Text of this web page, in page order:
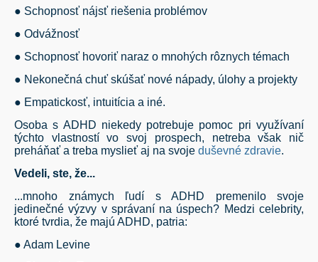
● Schopnosť nájsť riešenia problémov
● Odvážnosť
● Schopnosť hovoriť naraz o mnohých rôznych témach
● Nekonečná chuť skúšať nové nápady, úlohy a projekty
● Empatickosť, intuitícia a iné.
Osoba s ADHD niekedy potrebuje pomoc pri využívaní
týchto vlastností vo svoj prospech, netreba však nič
preháňať a treba myslieť aj na svoje duševné zdravie.
Vedeli, ste, že...
...mnoho známych ľudí s ADHD premenilo svoje
jedinečné výzvy v správaní na úspech? Medzi celebrity,
ktoré tvrdia, že majú ADHD, patria:
● Adam Levine